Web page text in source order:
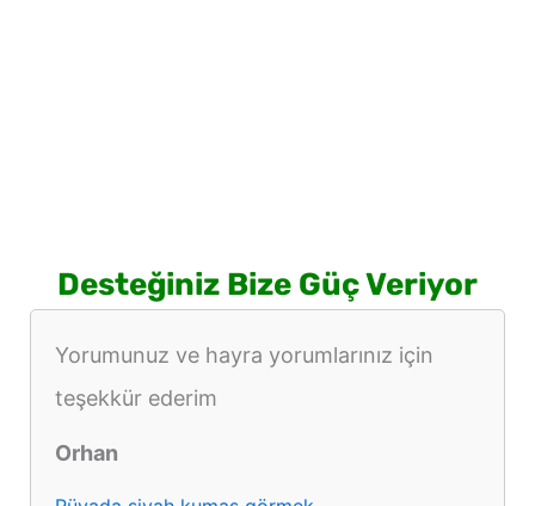
Desteğiniz Bize Güç Veriyor
Yorumunuz ve hayra yorumlarınız için
teşekkür ederim
Orhan